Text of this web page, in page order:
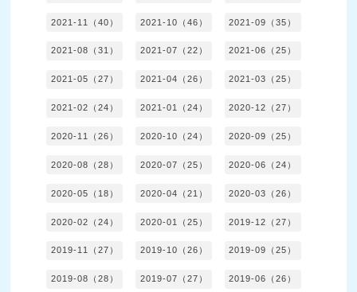
2021-11（40） 2021-10（46） 2021-09（35）
2021-08（31） 2021-07（22） 2021-06（25）
2021-05（27） 2021-04（26） 2021-03（25）
2021-02（24） 2021-01（24） 2020-12（27）
2020-11（26） 2020-10（24） 2020-09（25）
2020-08（28） 2020-07（25） 2020-06（24）
2020-05（18） 2020-04（21） 2020-03（26）
2020-02（24） 2020-01（25） 2019-12（27）
2019-11（27） 2019-10（26） 2019-09（25）
2019-08（28） 2019-07（27） 2019-06（26）